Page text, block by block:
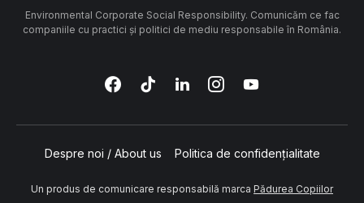
Environmental Corporate Social Responsibility. Comunicăm ce fac
companiile cu practici și politici de mediu responsabile în România.
Despre noi / About us Politica de confidențialitate
Un produs de comunicare responsabilă marca Pădurea Copiilor